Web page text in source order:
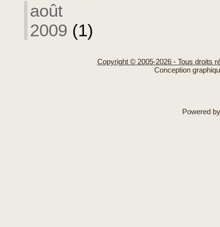
août
2009 (1)
Copyright © 2005-2026 - Tous droits
Conception
Powered